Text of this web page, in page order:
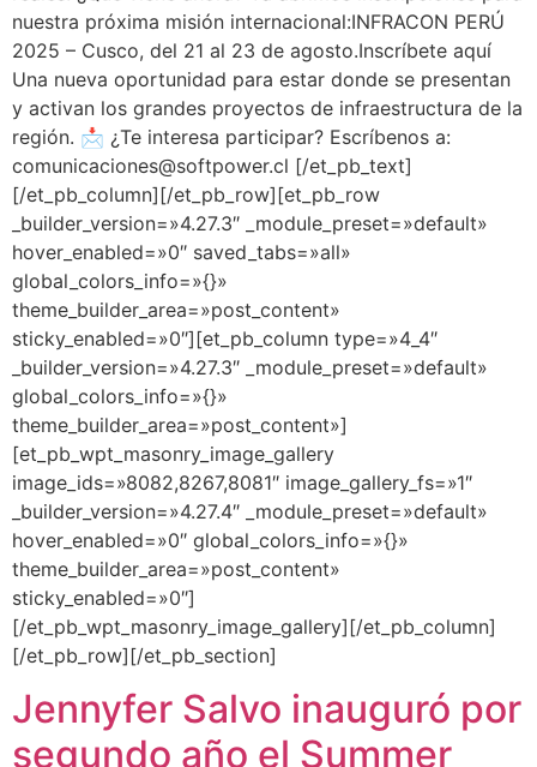
nuestra próxima misión internacional:INFRACON PERÚ
2025 – Cusco, del 21 al 23 de agosto.Inscríbete aquí
Una nueva oportunidad para estar donde se presentan
y activan los grandes proyectos de infraestructura de la
región. 📩 ¿Te interesa participar? Escríbenos a:
comunicaciones@softpower.cl [/et_pb_text]
[/et_pb_column][/et_pb_row][et_pb_row
_builder_version=»4.27.3″ _module_preset=»default»
hover_enabled=»0″ saved_tabs=»all»
global_colors_info=»{}»
theme_builder_area=»post_content»
sticky_enabled=»0″][et_pb_column type=»4_4″
_builder_version=»4.27.3″ _module_preset=»default»
global_colors_info=»{}»
theme_builder_area=»post_content»]
[et_pb_wpt_masonry_image_gallery
image_ids=»8082,8267,8081″ image_gallery_fs=»1″
_builder_version=»4.27.4″ _module_preset=»default»
hover_enabled=»0″ global_colors_info=»{}»
theme_builder_area=»post_content»
sticky_enabled=»0″]
[/et_pb_wpt_masonry_image_gallery][/et_pb_column]
[/et_pb_row][/et_pb_section]
Jennyfer Salvo inauguró por
segundo año el Summer